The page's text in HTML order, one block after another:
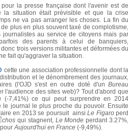
la presse française dont l'avenir est de
situation était prévisible et que la crise
ne va pas arranger les choses. La fin du
plus en plus souvent taxé de complotisme,
au service de citoyens mais par
des parents à celui de banquiers,
trois versions militantes et déformées du
fait qu'aggraver la situation.
cette une association professionnelle dont la
et le dénombrement des journaux,
(l'OJD s'est en outre doté d'un Bureau
l'audience des sites web)? Tout d'abord que
(-7,41%) ce qui peut surprendre en 2014
le journal le plus proche du pouvoir. Ensuite
en 2013 se poursuit ainsi Le Figaroperd
qui stagnent, Le Monde perdant 3.27%,
pourAujourd'hui en France (-9,49%).